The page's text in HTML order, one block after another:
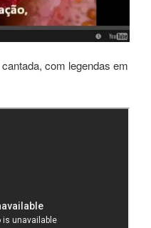
com legendas em